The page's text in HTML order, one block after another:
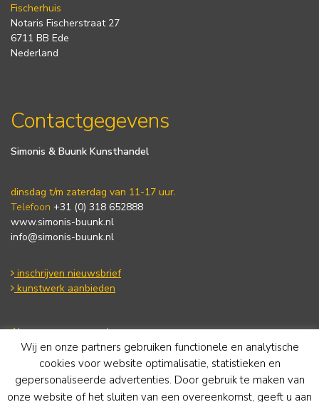
Fischerhuis
Notaris Fischerstraat 27
6711 BB Ede
Nederland
Contactgegevens
Simonis & Buunk Kunsthandel
dinsdag t/m zaterdag van 11-17 uur.
Telefoon +31 (0) 318 652888
www.simonis-buunk.nl
info@simonis-buunk.nl
inschrijven nieuwsbrief
kunstwerk aanbieden
Algemene voorwaarden
Privacy statement
Cookie Policy
Disclaimer
Wij en onze partners gebruiken functionele en analytische
cookies voor website optimalisatie, statistieken en
gepersonaliseerde advertenties. Door gebruik te maken van
onze website of het sluiten van een overeenkomst, geeft u aan